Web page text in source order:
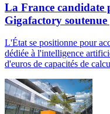
La France candidate
Gigafactory
L'État se positionne pour
dédiée à l'intelligence
d'euros de capacités de